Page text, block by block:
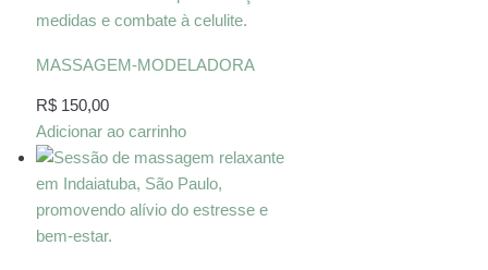
MASSAGEM-MODELADORA
R$150,00
Adicionar ao carrinho